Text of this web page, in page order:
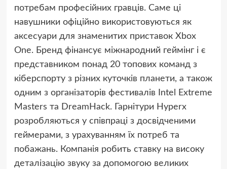
потребам професійних гравців. Саме ці
навушники офіційно використовуються як
аксесуари для знаменитих приставок Xbox
One. Бренд фінансує міжнародний геймінг і є
представником понад 20 топових команд з
кіберспорту з різних куточків планети, а також
одним з організаторів фестивалів Intel Extreme
Masters та DreamHack. Гарнітури Hyperx
розробляються у співпраці з досвідченими
геймерами, з урахуванням їх потреб та
побажань. Компанія робить ставку на високу
деталізацію звуку за допомогою великих